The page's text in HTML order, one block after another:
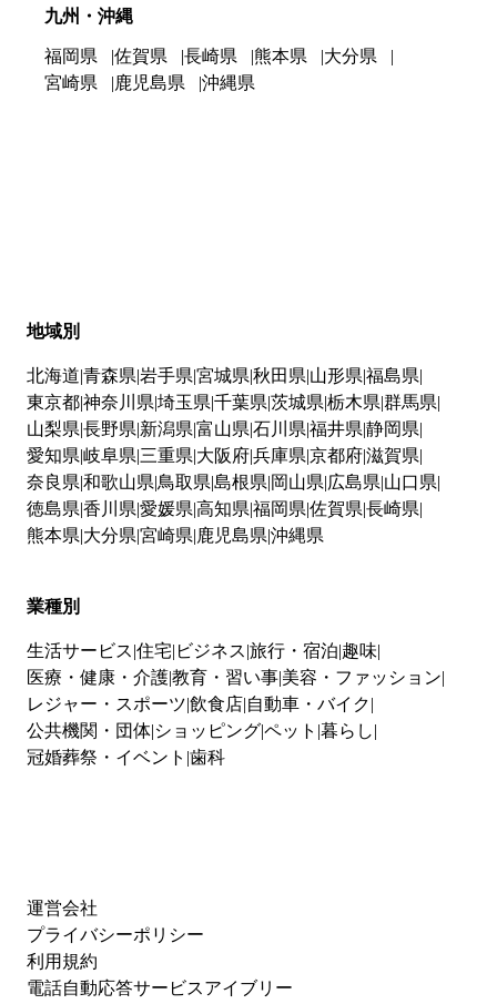
九州・沖縄
福岡県 佐賀県 長崎県 熊本県
大分県
宮崎県
鹿児島県 沖縄県
地域別
北海道 青森県 岩手県 宮城県 秋田県 山形県 福島県
東京都神奈川県 埼玉県 千葉県 茨城県 栃木県 群馬県
山梨県 長野県 新潟県 富山県 石川県 福井県 静岡県
愛知県 岐阜県 三重県 大阪府兵庫県 京都府滋賀県
奈良県 和歌山県 鳥取県 島根県 岡山県 広島県 山口県
徳島県 香川県 愛媛県 高知県 福岡県 佐賀県 長崎県
熊本県 大分県 宮崎県 鹿児島県 沖縄県
業種別
生活サービス 住宅 ビジネス 旅行・宿泊 趣味
医療・健康・介護教育・習い事 美容・ファッション
レジャー・スポーツ 飲食店 自動車・バイク
公共機関・団体 ショッピングペット 暮らし
冠婚葬祭・イベント 歯科
運営会社
プライバシーポリシー
利用規約
電話自動応答サービスアイブリー